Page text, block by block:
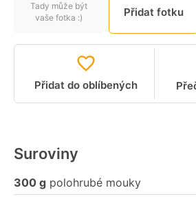
Tady může být
vaše fotka :)
Přidat fotku
Přidat do oblíbených
Suroviny
300 g polohrubé mouky